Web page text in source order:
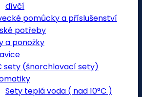
dívčí
pomůcky a příslušenství
potřeby
a ponožky
sety (šnorchlovací sety)
Sety teplá voda ( nad 10°C )